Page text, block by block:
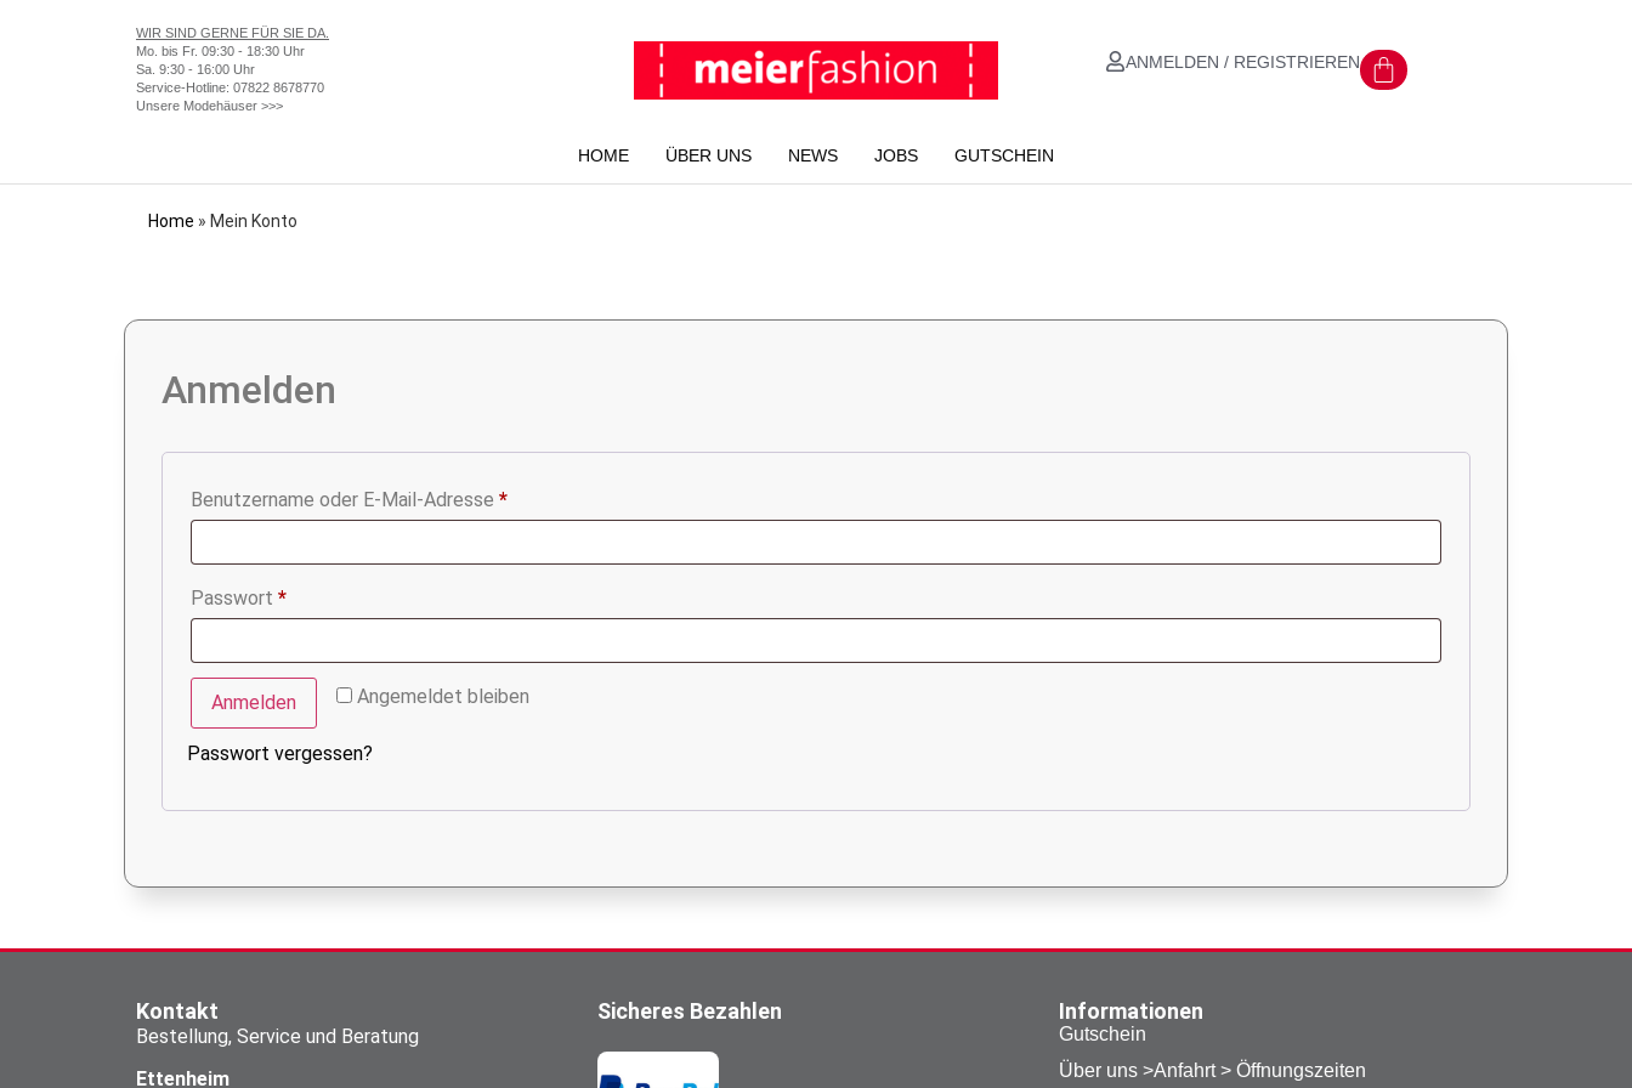
WIR SIND GERNE FÜR SIE DA.
Mo. bis Fr. 09:30 - 18:30 Uhr
Sa. 9:30 - 16:00 Uhr
Service-Hotline: 07822 8678770
Unsere Modehäuser >>>
ANMELDEN / REGISTRIEREN
HOME ÜBER UNS NEWS JOBS GUTSCHEIN
Home » Mein Konto
Anmelden
Benutzername oder E-Mail-Adresse *
Passwort *
Angemeldet bleiben
Anmelden
Passwort vergessen?
Kontakt
Bestellung, Service und Beratung
Ettenheim
Sicheres Bezahlen Informationen
Gutschein
Über uns >Anfahrt > Öffnungszeiten